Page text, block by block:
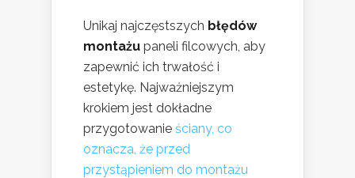
Unikaj najczęstszych błędów
montażu paneli filcowych, aby
zapewnić ich trwałość i
estetykę. Najważniejszym
krokiem jest dokładne
przygotowanie ściany, co
oznacza, że przed
przystąpieniem do montażu